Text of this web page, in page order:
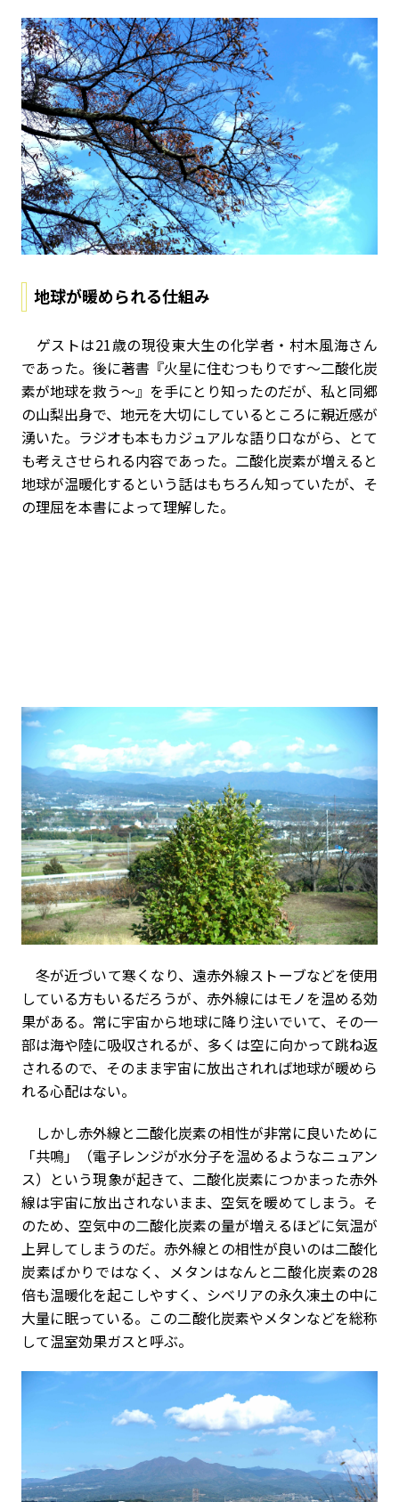
地球が暖められる仕組み
ゲストは21歳の現役東大生の化学者・村木風海さん
であった。後に著書『火星に住むつもりです〜二酸化炭
素が地球を救う〜』を手にとり知ったのだが、私と同郷
の山梨出身で、地元を大切にしているところに親近感が
湧いた。ラジオも本もカジュアルな語り口ながら、とて
も考えさせられる内容であった。二酸化炭素が増えると
地球が温暖化するという話はもちろん知っていたが、そ
の理屈を本書によって理解した。
冬が近づいて寒くなり、遠赤外線ストーブなどを使用
している方もいるだろうが、赤外線にはモノを温める効
果がある。常に宇宙から地球に降り注いでいて、その一
部は海や陸に吸収されるが、多くは空に向かって跳ね返
されるので、そのまま宇宙に放出されれば地球が暖めら
れる心配はない。
しかし赤外線と二酸化炭素の相性が非常に良いために
「共鳴」（電子レンジが水分子を温めるようなニュアン
ス）という現象が起きて、二酸化炭素につかまった赤外
線は宇宙に放出されないまま、空気を暖めてしまう。そ
のため、空気中の二酸化炭素の量が増えるほどに気温が
上昇してしまうのだ。赤外線との相性が良いのは二酸化
炭素ばかりではなく、メタンはなんと二酸化炭素の28
倍も温暖化を起こしやすく、シベリアの永久凍土の中に
大量に眠っている。この二酸化炭素やメタンなどを総称
して温室効果ガスと呼ぶ。